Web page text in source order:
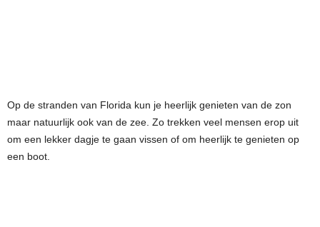
Op de stranden van Florida kun je heerlijk genieten van de zon
maar natuurlijk ook van de zee. Zo trekken veel mensen erop uit
om een lekker dagje te gaan vissen of om heerlijk te genieten op
een boot.